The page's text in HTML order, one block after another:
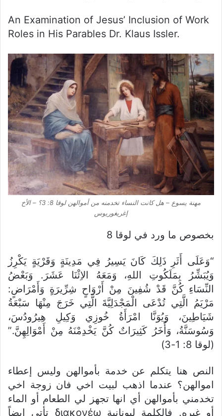
An Examination of Jesus’ Inclusion of Work
Roles in His Parables Dr. Klaus Issler.
مهنة يسوع – هل كانت النساء تخدمنه من أموالهن لوقا 8: 3؟ – الأخ
إغريغوريوس
بخصوص ما ورد في لوقا 8
“وَعَلَى أَثَرِ ذَلِكَ كَانَ يَسِيرُ فِي مَدِينَةٍ وَقَرْيَةٍ يَكْرِزُ
وَيُبَشِّرُ بِمَلَكُوتِ اللهِ، وَمَعَهُ الاِثْنَا عَشَرَ. وَبَعْضُ
النِّسَاءِ كُنَّ قَدْ شُفِينَ مِنْ أَرْوَاحٍ شِرِّيرَةٍ وَأَمْرَاضٍ:
مَرْيَمُ الَّتِي تُدْعَى الْمَجْدَلِيَّةَ الَّتِي خَرَجَ مِنْهَا سَبْعَةُ
شَيَاطِينَ، وَيُوَنَّا امْرَأَةُ خُوزِي وَكِيلِ هِيرُودُسَ،
وَسُوسَنَّةُ، وَأُخَرُ كَثِيرَاتٌ كُنَّ يَخْدِمْنَهُ مِنْ أَمْوَالِهِنَّ.”
(لوقا 8: 1-3)
النص هنا يتكلم عن خدمة بأموالهن وليس إعطاء
اموالهن؟ عندما اذهب لبيت اخي فان زوجة اخي
تخدمني بأموالهن أي انها تجهز لي الطعام أو الماء
أو غيره. فالكلمة ليونانية διακονέω تأتي ايضاً